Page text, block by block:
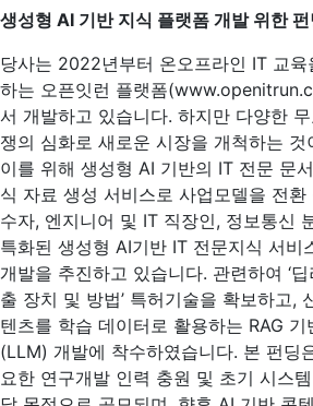
생성형 AI 기반 지식 플랫폼 개발 위한 펀
당사는 2022년부터 온오프라인 IT 교
하는 오픈잇런 플랫폼
서 개발하고 있습니다. 하지만 다양한
쟁의 심화로 새로운 시장을 개척하는
이를 위해 생성형 AI 기반의 IT 전문 문
식 자료 생성 서비스로 사업모델을 전
수자, 엔지니어 및 IT 직장인, 정보통신
특화된 생성형 AI기반 IT 전문지식 서비
개발을 추진하고 있습니다. 관련하여 ‘
출 장치 및 방법’ 특허기술을 확보하고,
텐츠를 학습 데이터로 활용하는 RAG
(LLM) 개발에 착수하였습니다. 본 펀딩
요한 연구개발 인력 충원 및 초기 시스